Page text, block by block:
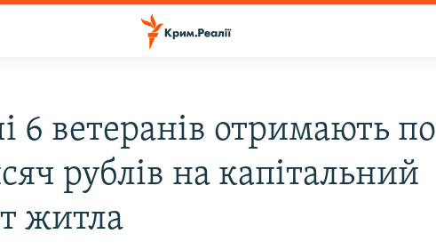
6 ветеранів отримають по
рублів на капітальний
житла